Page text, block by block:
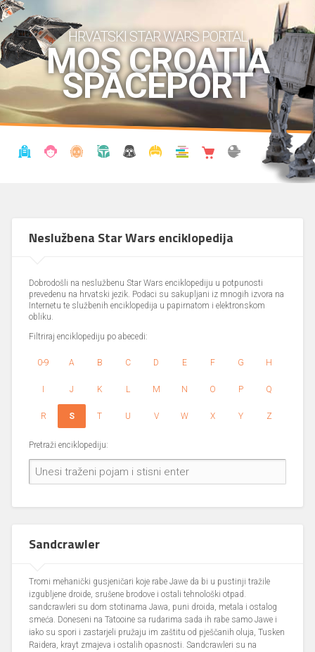
HRVATSKI STAR WARS PORTAL
MOS CROATIA
SPACEPORT
Neslužbena Star Wars enciklopedija
Dobrodošli na neslužbenu Star Wars enciklopediju u potpunosti
prevedenu na hrvatski jezik. Podaci su sakupljani iz mnogih izvora na
Internetu te službenih enciklopedija u papirnatom i elektronskom
obliku.
Filtriraj enciklopediju po abecedi:
0-9 A B C D E F G H
I J K L M N O P Q
R S T U V W X Y Z
Pretraži enciklopediju:
Sandcrawler
Tromi mehanički gusjeničari koje rabe Jawe da bi u pustinji tražile
izgubljene droide, srušene brodove i ostali tehnološki otpad.
sandcrawleri su dom stotinama Jawa, puni droida, metala i ostalog
smeća. Doneseni na Tatooine sa rudarima sada ih rabe samo Jawe i
iako su spori i zastarjeli pružaju im zaštitu od pješčanih oluja, Tusken
Raidera, krayt zmajeva i ostalih opasnosti. Sandcrawleri su na